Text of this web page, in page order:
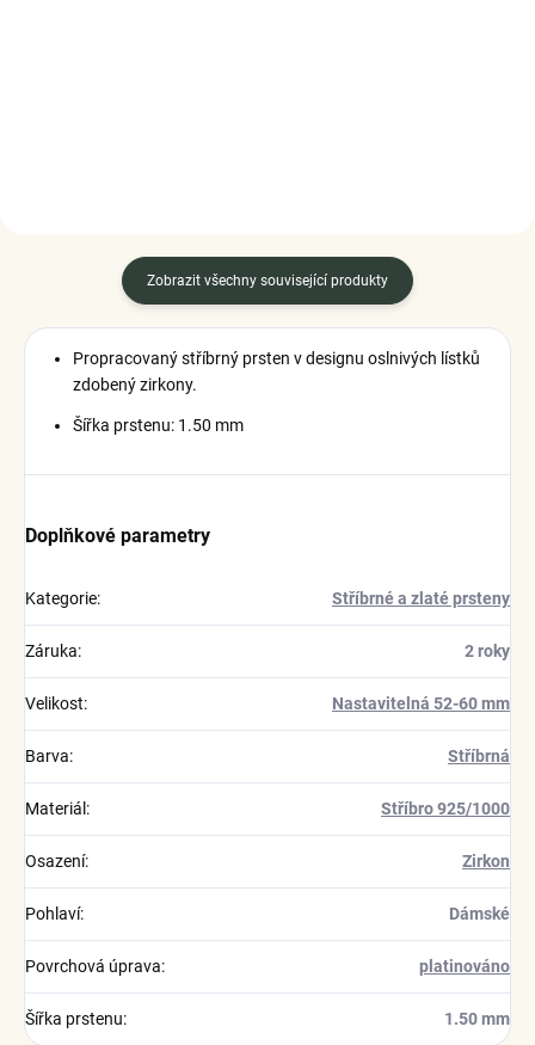
Zobrazit všechny související produkty
Propracovaný stříbrný prsten v designu oslnivých lístků
zdobený zirkony.
Šířka prstenu: 1.50 mm
Doplňkové parametry
Kategorie: Stříbrné a zlaté prsteny
Záruka: 2 roky
Velikost: Nastavitelná 52-60 mm
Barva: Stříbrná
Materiál : Stříbro 925/1000
Osazení: Zirkon
Pohlaví: Dámské
Povrchová úprava: platinováno
Šířka prstenu: 1.50 mm